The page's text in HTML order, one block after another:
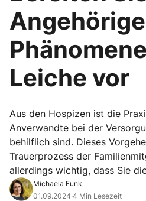
Leiche vor
Aus den Hospizen ist die
Anverwandte bei der
behilflich sind. Dieses
Trauerprozess der
allerdings wichtig, dass Sie
Michaela Funk
01.09.2024·4 Min Lesezeit